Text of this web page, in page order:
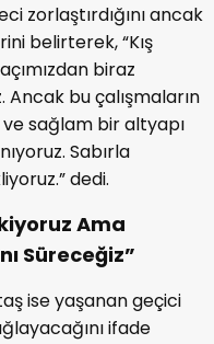
zorlaştırdığını ancak
belirterek, “Kış
biraz
Ancak bu çalışmaların
sağlam bir altyapı
Sabırla
dedi.
Ama
Süreceğiz”
ise yaşanan geçici
ifade